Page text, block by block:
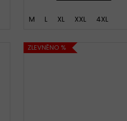
M L XL XXL 4XL
ZLEVNĚNO %